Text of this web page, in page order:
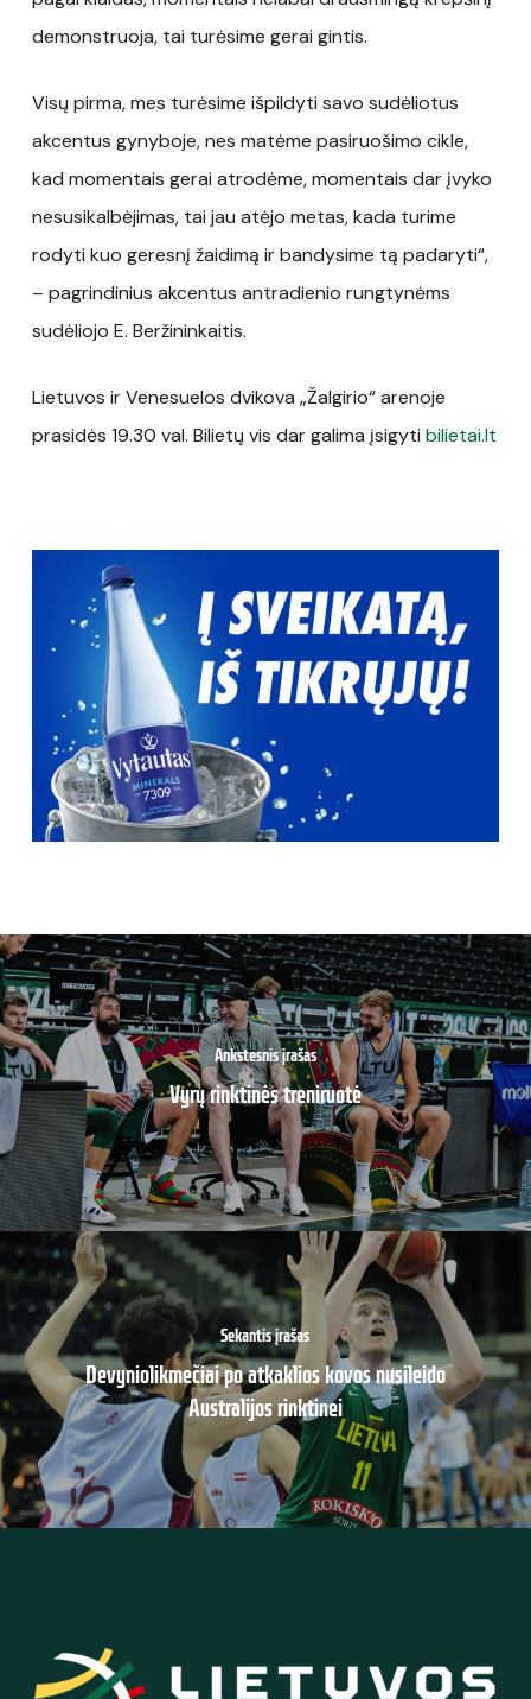
demonstruoja, tai turėsime gerai gintis.
Visų pirma, mes turėsime išpildyti savo sudėliotus
akcentus gynyboje, nes matėme pasiruošimo cikle,
kad momentais gerai atrodėme, momentais dar įvyko
nesusikalbėjimas, tai jau atėjo metas, kada turime
rodyti kuo geresnį žaidimą ir bandysime tą padaryti“,
– pagrindinius akcentus antradienio rungtynėms
sudėliojo E. Beržininkaitis.
Lietuvos ir Venesuelos dvikova „Žalgirio“ arenoje
prasidės 19.30 val. Bilietų vis dar galima įsigyti bilietai.lt
Ankstesnis įrašas
Vyrų rinktinės treniruotė
Sekantis įrašas
Devyniolikmečiai po atkaklios kovos nusileido
Australijos rinktinei